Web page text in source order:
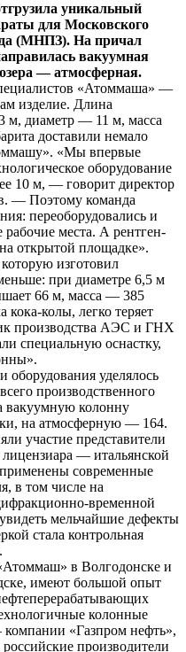
уникальный
для Московского
(МНПЗ). На причал
вакуумная
— атмосферная.
«Атоммаша» —
изделие. Длина
м, диаметр — 11 м, масса
доставили немало
«Мы впервые
оборудование
10 м, — говорит директор
— Поэтому команда
переоборудовались и
рабочие места. А рентген-
открытой площадке».
изготовил
при диаметре 6,5 м
66 м, масса — 385
кока-колы, легко теряет
производства АЭС и ГНХ
специальную оснастку,
оборудования уделялось
производственного
вакуумную колонну
на атмосферную — 164.
участие представители
— итальянской
современные
в том числе на
временной
мельчайшие дефекты
стала контрольная
в Волгодонске и
имеют большой опыт
колонные
«Газпром нефть»,
производители